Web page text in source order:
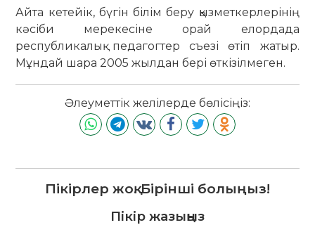
Айта кетейік, бүгін білім беру қызметкерлерінің
кәсіби мерекесіне орай елордада
республикалық педагогтер съезі өтіп жатыр.
Мұндай шара 2005 жылдан бері өткізілмеген.
Әлеуметтік желілерде бөлісіңіз:
Пікірлер жоқ. Бірінші болыңыз!
Пікір жазыңыз